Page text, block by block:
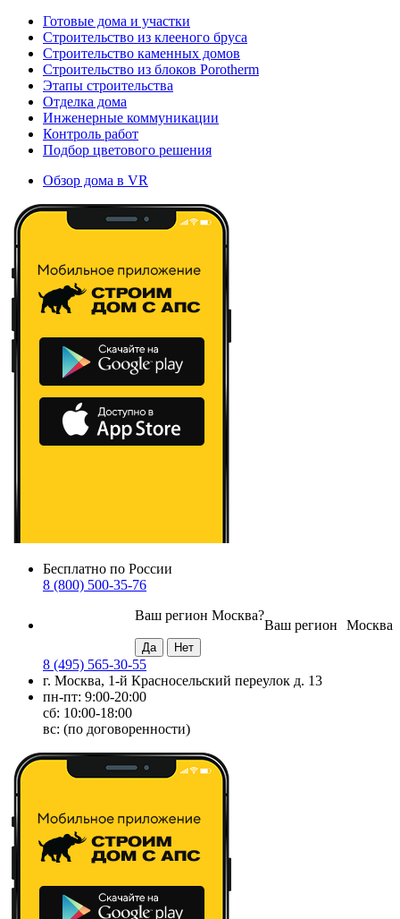
Готовые дома и участки
Строительство из клееного бруса
Строительство каменных домов
Строительство из блоков Porotherm
Этапы строительства
Отделка дома
Инженерные коммуникации
Контроль работ
Подбор цветового решения
Обзор дома в VR
Бесплатно по России
8 (800) 500-35-76
Москва
Ваш регион
Ваш регион Москва?
8 (495) 565-30-55
г. Москва, 1-й Красносельский переулок д. 13
пн-пт: 9:00-20:00
сб: 10:00-18:00
вс: (по договоренности)